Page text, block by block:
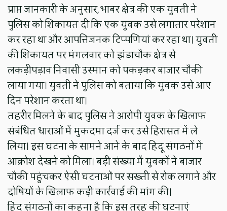
प्राप्त जानकारी के अनुसार, भाबर क्षेत्र की एक युवती ने
पुलिस को शिकायत दी कि एक युवक उसे लगातार परेशान
कर रहा था और आपत्तिजनक टिप्पणियां कर रहा था। युवती
की शिकायत पर मंगलवार को झंडाचौक क्षेत्र से
लकड़ीपड़ाव निवासी उस्मान को पकड़कर बाजार चौकी
लाया गया। युवती ने पुलिस को बताया कि युवक उसे आए
दिन परेशान करता था।
तहरीर मिलने के बाद पुलिस ने आरोपी युवक के खिलाफ
संबंधित धाराओं में मुकदमा दर्ज कर उसे हिरासत में ले
लिया। इस घटना के सामने आने के बाद हिंदू संगठनों में
आक्रोश देखने को मिला। बड़ी संख्या में युवकों ने बाजार
चौकी पहुंचकर ऐसी घटनाओं पर सख्ती से रोक लगाने और
दोषियों के खिलाफ कड़ी कार्रवाई की मांग की।
हिंदू संगठनों का कहना है कि इस तरह की घटनाएं